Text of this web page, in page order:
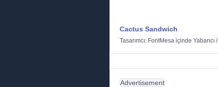
Cactus Sandwich
Tasarımcı: FontMesa içinde Yabancı /
Advertisement